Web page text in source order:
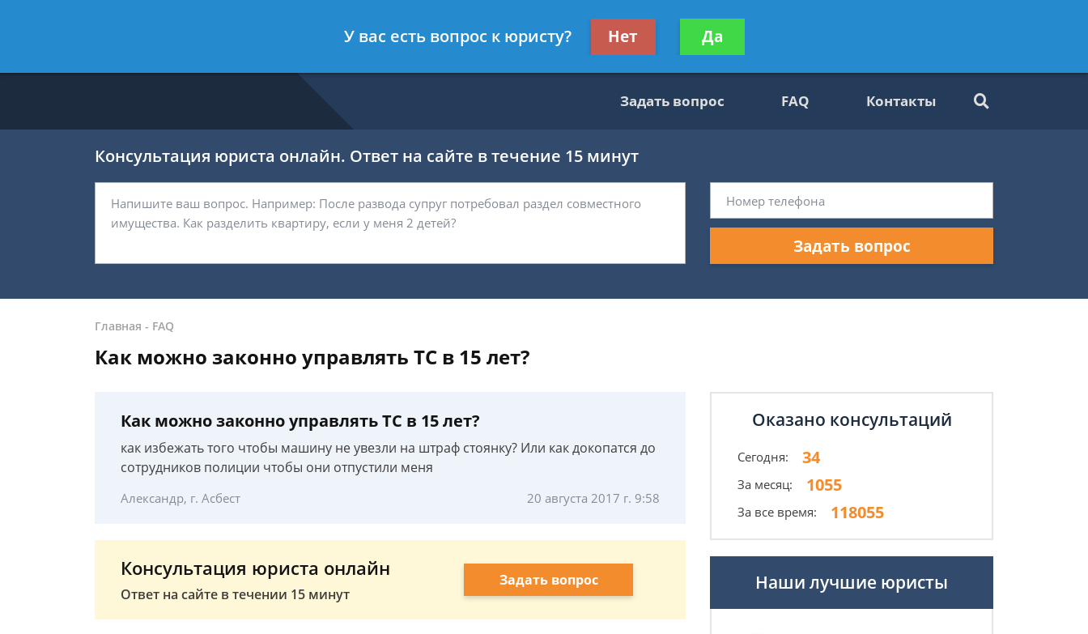
- Автоюрист, защитник
Получите консультацию
бесплатно
Задать вопрос FAQ Контакты
Консультация юриста онлайн. Ответ на сайте в течение 15 минут
Задать вопрос
Главная - FAQ
Как можно законно управлять ТС в 15 лет?
Как можно законно управлять ТС в 15 лет?
как избежать того чтобы машину не увезли на штраф стоянку? Или как докопатся до
сотрудников полиции чтобы они отпустили меня
Александр, г. Асбест 20 августа 2017 г. 9:58
Консультация юриста онлайн
Ответ на сайте в течении 15 минут
Задать вопрос
Оказано консультаций
Сегодня: 34
За месяц: 1055
За все время: 118055
Наши лучшие юристы
У вас есть вопрос к юристу? Нет Да